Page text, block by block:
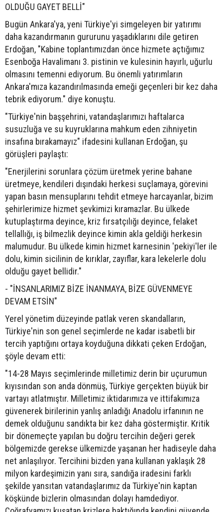
OLDUĞU GAYET BELLİ"
Bugün Ankara'ya, yeni Türkiye'yi simgeleyen bir yatırımı
daha kazandırmanın gururunu yaşadıklarını dile getiren
Erdoğan, "Kabine toplantımızdan önce hizmete açtığımız
Esenboğa Havalimanı 3. pistinin ve kulesinin hayırlı, uğurlu
olmasını temenni ediyorum. Bu önemli yatırımların
Ankara'mıza kazandırılmasında emeği geçenleri bir kez daha
tebrik ediyorum." diye konuştu.
"Türkiye'nin başşehrini, vatandaşlarımızı haftalarca
susuzluğa ve su kuyruklarına mahkum eden zihniyetin
insafına bırakamayız" ifadesini kullanan Erdoğan, şu
görüşleri paylaştı:
"Enerjilerini sorunlara çözüm üretmek yerine bahane
üretmeye, kendileri dışındaki herkesi suçlamaya, görevini
yapan basın mensuplarını tehdit etmeye harcayanlar, bizim
şehirlerimize hizmet şevkimizi kıramazlar. Bu ülkede
kutuplaştırma deyince, kriz fırsatçılığı deyince, felaket
tellallığı, iş bilmezlik deyince kimin akla geldiği herkesin
malumudur. Bu ülkede kimin hizmet karnesinin 'pekiyi'ler ile
dolu, kimin sicilinin de kırıklar, zayıflar, kara lekelerle dolu
olduğu gayet bellidir."
- "İNSANLARIMIZ BİZE İNANMAYA, BİZE GÜVENMEYE
DEVAM ETSİN"
Yerel yönetim düzeyinde patlak veren skandalların,
Türkiye'nin son genel seçimlerde ne kadar isabetli bir
tercih yaptığını ortaya koyduğuna dikkati çeken Erdoğan,
şöyle devam etti:
"14-28 Mayıs seçimlerinde milletimiz derin bir uçurumun
kıyısından son anda dönmüş, Türkiye gerçekten büyük bir
vartayı atlatmıştır. Milletimiz iktidarımıza ve ittifakımıza
güvenerek birilerinin yanlış anladığı Anadolu irfanının ne
demek olduğunu sandıkta bir kez daha göstermiştir. Kritik
bir dönemeçte yapılan bu doğru tercihin değeri gerek
bölgemizde gerekse ülkemizde yaşanan her hadiseyle daha
net anlaşılıyor. Tercihini bizden yana kullanan yaklaşık 28
milyon kardeşimizin yanı sıra, sandığa iradesini farklı
şekilde yansıtan vatandaşlarımız da Türkiye'nin kaptan
köşkünde bizlerin olmasından dolayı hamdediyor.